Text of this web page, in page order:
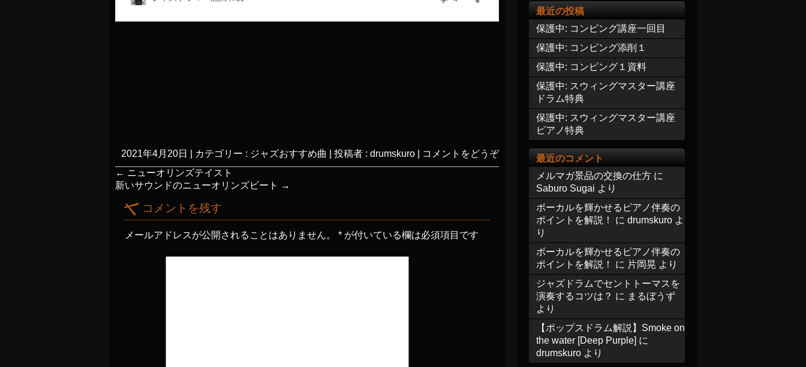
2021年4月20日 カテゴリー : ジャズおすすめ曲 投稿者 : drumskuro
コメントをどうぞ
← ニューオリンズテイスト
新いサウンドのニューオリンズビート
→
コメントを残す
メールアドレスが公開されることはありません。 * が付いている欄は必須項目です
最近の投稿
保護中: コンピング講座一回目
保護中: コンピング添削１
保護中: コンピング１資料
保護中: スウィングマスター講座
ドラム特典
保護中: スウィングマスター講座
ピアノ特典
最近のコメント
メルマガ景品の交換の仕方 に
Saburo Sugai より
ボーカルを輝かせるピアノ伴奏の
ポイントを解説！
に drumskuro よ
り
ボーカルを輝かせるピアノ伴奏の
ポイントを解説！
に 片岡晃 より
ジャズドラムでセントトーマスを
演奏するコツは？ に まるぼうず
より
【ポップスドラム解説】Smoke on
the water [Deep Purple] に
drumskuro より